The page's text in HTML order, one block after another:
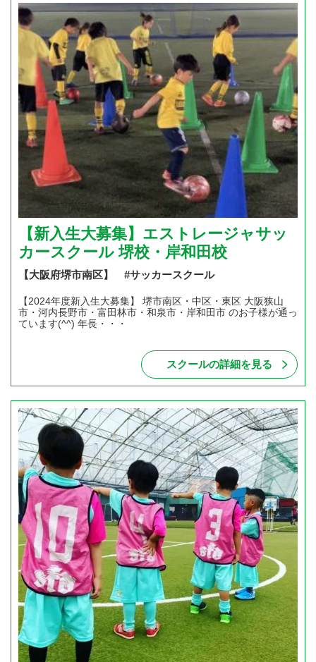
【新入生大募集】エストレージャサッ
カースクール 堺校・岸和田校
【大阪府堺市南区】 #サッカースクール
【2024年度新入生大募集】 堺市南区・中区・東区 大阪狭山
市・河内長野市・富田林市・和泉市・岸和田市 のお子様が通っ
ています(^^) 年長・・・
スクールの詳細を見る